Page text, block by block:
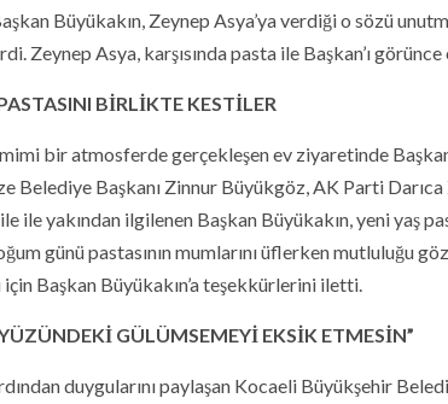
Büyükakın, Zeynep Asya’ya verdiği o sözü
Zeynep Asya, karşısında pasta ile Başkan’ı
BİRLİKTE KESTİLER
bir atmosferde gerçekleşen ev ziyaretinde
Belediye Başkanı Zinnur Büyükgöz, AK Parti
ile yakından ilgilenen Başkan Büyükakın, yeni yaş
günü pastasının mumlarını üflerken mutluluğu
Başkan Büyükakın’a teşekkürlerini iletti.
GÜLÜMSEMEYİ EKSİK ETMESİN”
duygularını paylaşan Kocaeli Büyükşehir